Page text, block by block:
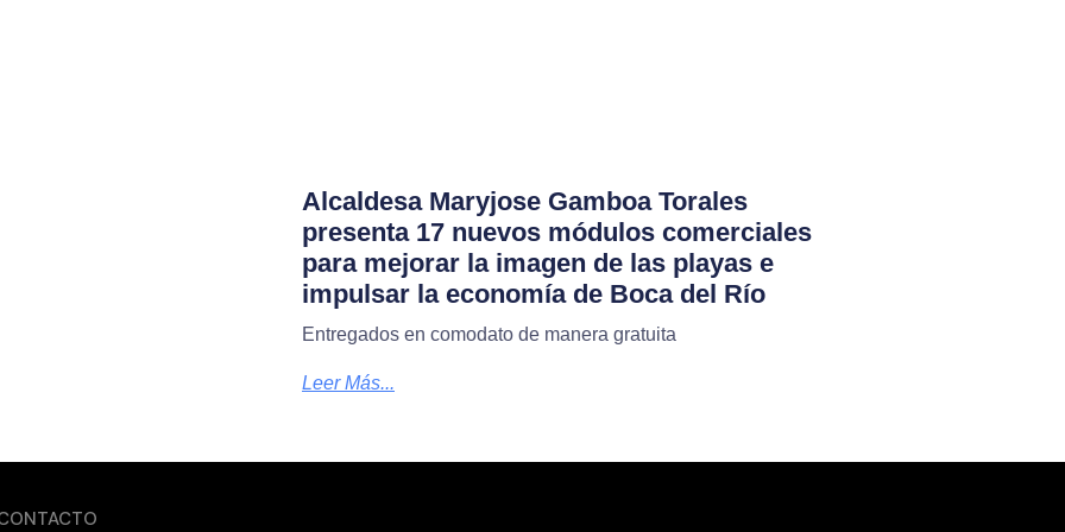
Alcaldesa Maryjose Gamboa Torales
presenta 17 nuevos módulos comerciales
para mejorar la imagen de las playas e
impulsar la economía de Boca del Río
Entregados en comodato de manera gratuita
Leer Más...